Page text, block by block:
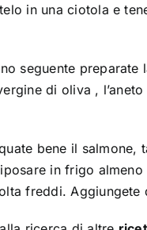
in una ciotola e
seguente
di oliva ,
bene il salmone,
in frigo
freddi.